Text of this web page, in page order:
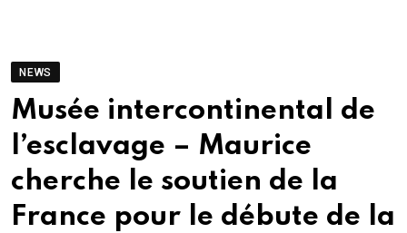
NEWS
Musée intercontinental de
l’esclavage – Maurice
cherche le soutien de la
France pour le débute de la